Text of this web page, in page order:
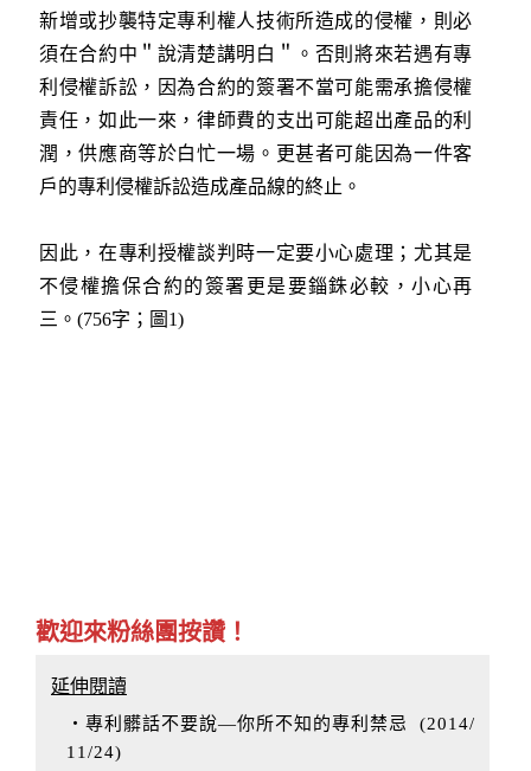
新增或抄襲特定專利權人技術所造成的侵權，則必
須在合約中＂說清楚講明白＂。否則將來若遇有專
利侵權訴訟，因為合約的簽署不當可能需承擔侵權
責任，如此一來，律師費的支出可能超出產品的利
潤，供應商等於白忙一場。更甚者可能因為一件客
戶的專利侵權訴訟造成產品線的終止。
因此，在專利授權談判時一定要小心處理；尤其是
不侵權擔保合約的簽署更是要錙銖必較，小心再
三。(756字；圖1)
歡迎來粉絲團按讚！
延伸閱讀
‧專利髒話不要說—你所不知的專利禁忌 (2014/
11/24)